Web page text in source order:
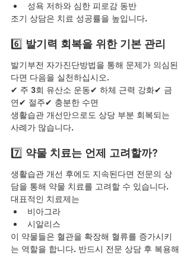
성욕 저하와 심한 피로감 동반
조기 상담은 치료 성공률을 높입니다.
6️⃣ 발기력 회복을 위한 기본 관리
발기부전 자가진단방법을 통해 문제가 의심된
다면 다음을 실천하십시오.
✔ 주 3회 유산소 운동✔ 하체 근력 강화✔ 금
연✔ 절주✔ 충분한 수면
생활습관 개선만으로도 상당 부분 회복되는
사례가 많습니다.
7️⃣ 약물 치료는 언제 고려할까?
생활습관 개선 후에도 지속된다면 전문의 상
담을 통해 약물 치료를 고려할 수 있습니다.
대표적인 치료제는
비아그라
시알리스
이 약물들은 혈관을 확장해 혈류를 증가시키
는 역할을 합니다. 반드시 전문 상담 후 복용해